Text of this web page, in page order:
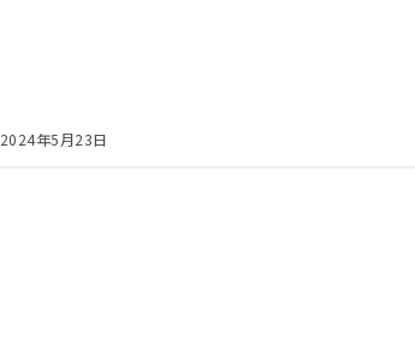
2024年5月23日